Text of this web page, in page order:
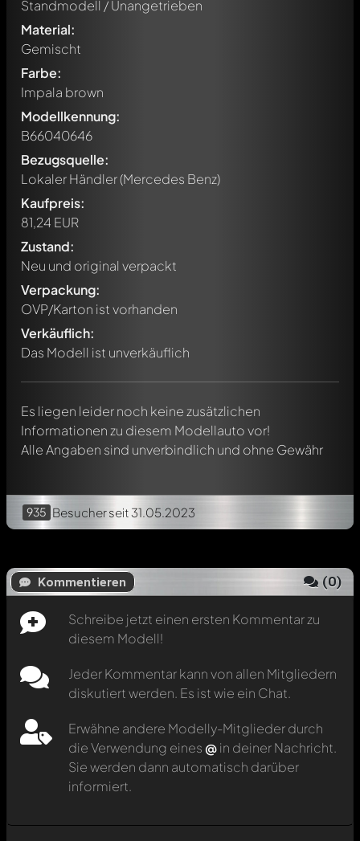
Standmodell / Unangetrieben
Material:
Gemischt
Farbe:
Impala brown
Modellkennung:
B66040646
Bezugsquelle:
Lokaler Händler (Mercedes Benz)
Kaufpreis:
81,24 EUR
Zustand:
Neu und original verpackt
Verpackung:
OVP/Karton ist vorhanden
Verkäuflich:
Das Modell ist unverkäuflich
Es liegen leider noch keine zusätzlichen
Informationen zu diesem Modellauto vor!
Alle Angaben sind unverbindlich und ohne Gewähr
935 Besucherseit 31.05.2023
Kommentieren (0)
Schreibe jetzt einen ersten Kommentar zu
diesem Modell!
Jeder Kommentar kann von allen Mitgliedern
diskutiert werden. Es ist wie ein Chat.
Erwähne andere Modelly-Mitglieder durch
die Verwendung eines @in deiner Nachricht.
Sie werden dann automatisch darüber
informiert.
Schreibe jetzt einen ersten Kommentar zu diesem Modell!
Jeder Kommentar kann von allen Mitgliedern diskutiert
werden. Es ist wie ein Chat.
Erwähne andere Modelly-Mitglieder durch die
automatisch darüber informiert.